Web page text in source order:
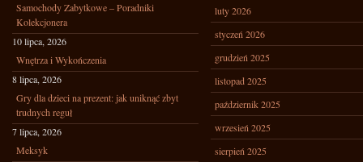
Samochody Zabytkowe – Poradniki
Kolekcjonera
10 lipca, 2026
Wnętrza i Wykończenia
8 lipca, 2026
Gry dla dzieci na prezent: jak uniknąć zbyt
trudnych reguł
7 lipca, 2026
Meksyk
luty 2026
styczeń 2026
grudzień 2025
listopad 2025
październik 2025
wrzesień 2025
sierpień 2025